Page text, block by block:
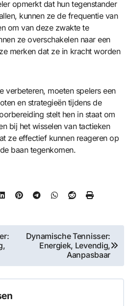
opmerkt dat hun tegenstander
kunnen ze de frequentie van
om van deze zwakte te
ze overschakelen naar een
merken dat ze in kracht worden
verbeteren, moeten spelers een
en strategieën tijdens de
stelt hen in staat om
bij het wisselen van tactieken
ze effectief kunnen reageren op
baan tegenkomen.
Dynamische Tennisser:
Energiek, Levendig,
Aanpasbaar